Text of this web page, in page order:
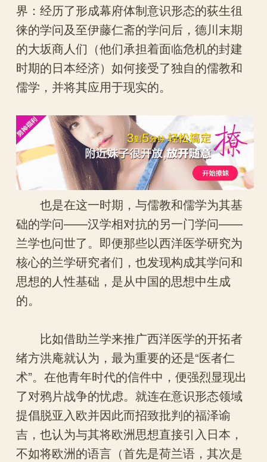
界：经历了形成幕府体制意识形态的荻生徂
徕的学问及至伊藤仁斋的学问后，德川末期
的大坂商人们（他们承担着面临危机的封建
时期的日本经济）如何接受了独自的儒教和
儒学，并将其应用于现实的。
也是在这一时期，与儒教和儒学为其基
础的学问——汉学相对抗的另一门学问——
兰学也问世了。即便那些以西洋医学研究为
核心的兰学研究者们，也发现构成其学问和
思想的人性基础，是从中国的思想中生成
的。
比如借助兰学来推广西洋医学的开拓者
绪方洪庵就认为，最为重要的还是“医者仁
术”。在他青年时代的信件中，便强烈显现出
了对鸦片战争的忧虑。就连在意识形态领域
提倡脱亚入欧并因此而招致批判的福泽谕
吉，也认为与其将欧洲思想直接引入日本，
不如将欧洲的语言（首先是荷兰语，其次是